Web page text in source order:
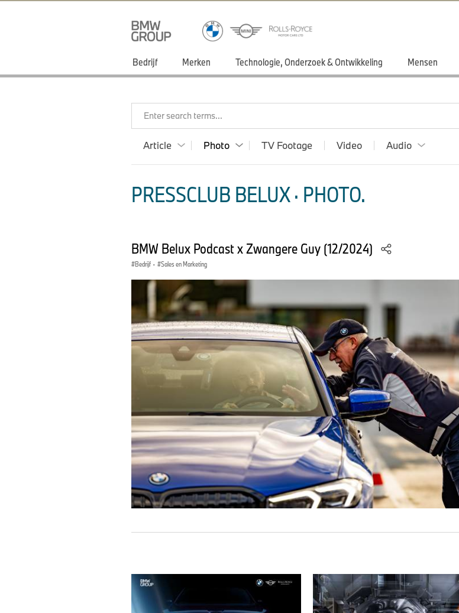
Bedrijf Merken Technologie, Onderzoek & Ontwikkeling Mensen
Enter search terms...
Article Photo TV Footage Video Audio
PRESSCLUB BELUX · PHOTO.
BMW Belux Podcast x Zwangere Guy (12/2024)
Bedrijf · Sales en Marketing